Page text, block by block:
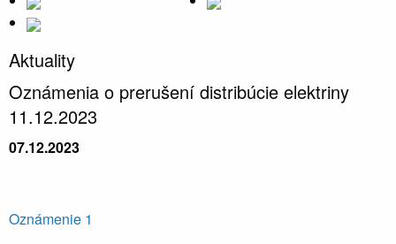
Aktuality
Oznámenia o prerušení distribúcie elektriny
11.12.2023
07.12.2023
Oznámenie 1